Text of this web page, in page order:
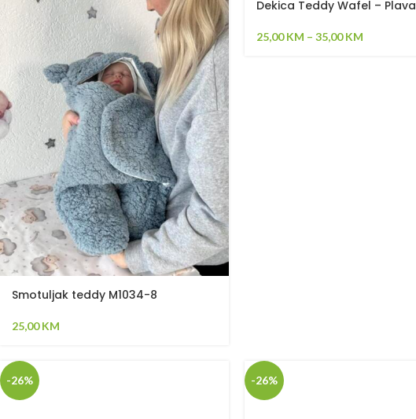
Smotuljak teddy M1034-8
25,00KM
Dekica Teddy Wafel – Plava
25,00KM – 35,00KM
-26% -26%